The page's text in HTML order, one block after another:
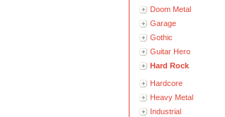
Doom Metal
Garage
Gothic
Guitar Hero
Hard Rock
Hardcore
Heavy Metal
Industrial